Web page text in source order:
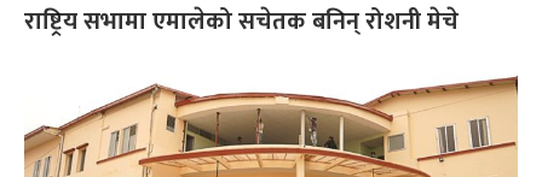
राष्ट्रिय सभामा एमालेको सचेतक बनिन् रोशनी मेचे